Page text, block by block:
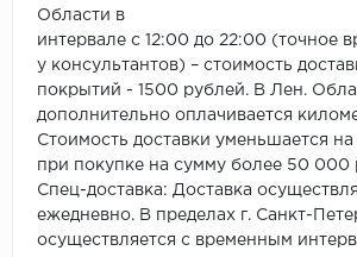
Области в
интервале с 12:00 до 22:00 (точное
у консультантов) – стоимость
покрытий - 1500 рублей. В Лен.
дополнительно оплачивается
Стоимость доставки уменьшается на
при покупке на сумму более 50 000
Спец-доставка: Доставка
ежедневно. В пределах г. Санкт-
осуществляется с временным